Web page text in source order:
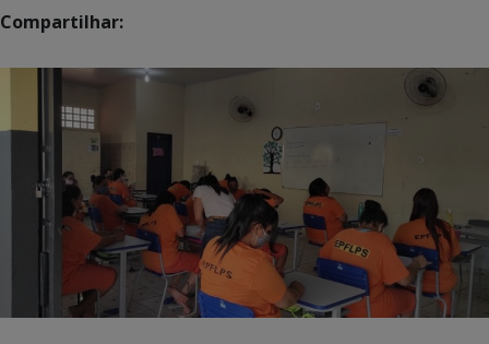
Compartilhar: